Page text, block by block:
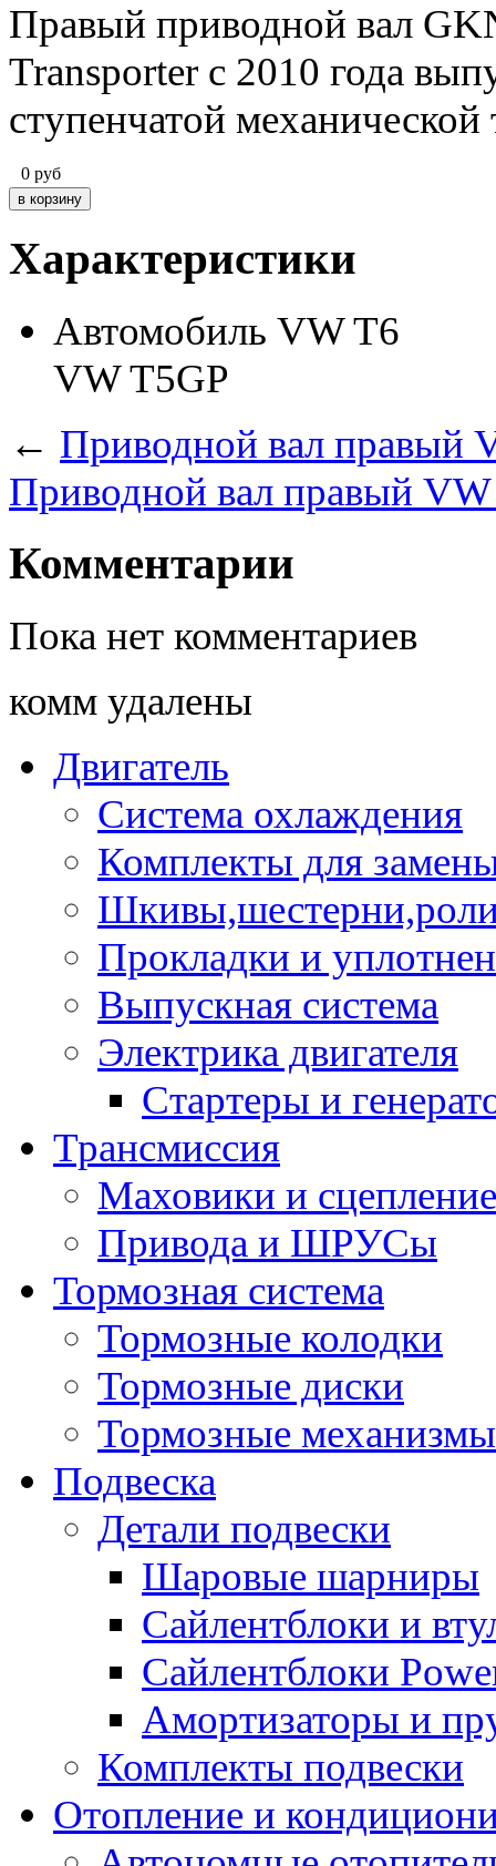
Правый приводной вал
Transporter c 2010 года
ступенчатой
0 руб
Характеристики
Автомобиль VW T6
VW T5GP
← Приводной вал
Приводной вал правый
Комментарии
Пока нет комментариев
комм удалены
Двигатель
Система охлаждения
Комплекты для
Прокладки и
Выпускная система
Электрика двигателя
Стартеры и
Трансмиссия
Маховики и сцепление
Привода и ШРУСы
Тормозная система
Тормозные колодки
Тормозные диски
Тормозные механизмы
Подвеска
Детали подвески
Шаровые шарниры
Сайлентблоки и
Сайлентблоки
Амортизаторы и
Комплекты подвески
Отопление и